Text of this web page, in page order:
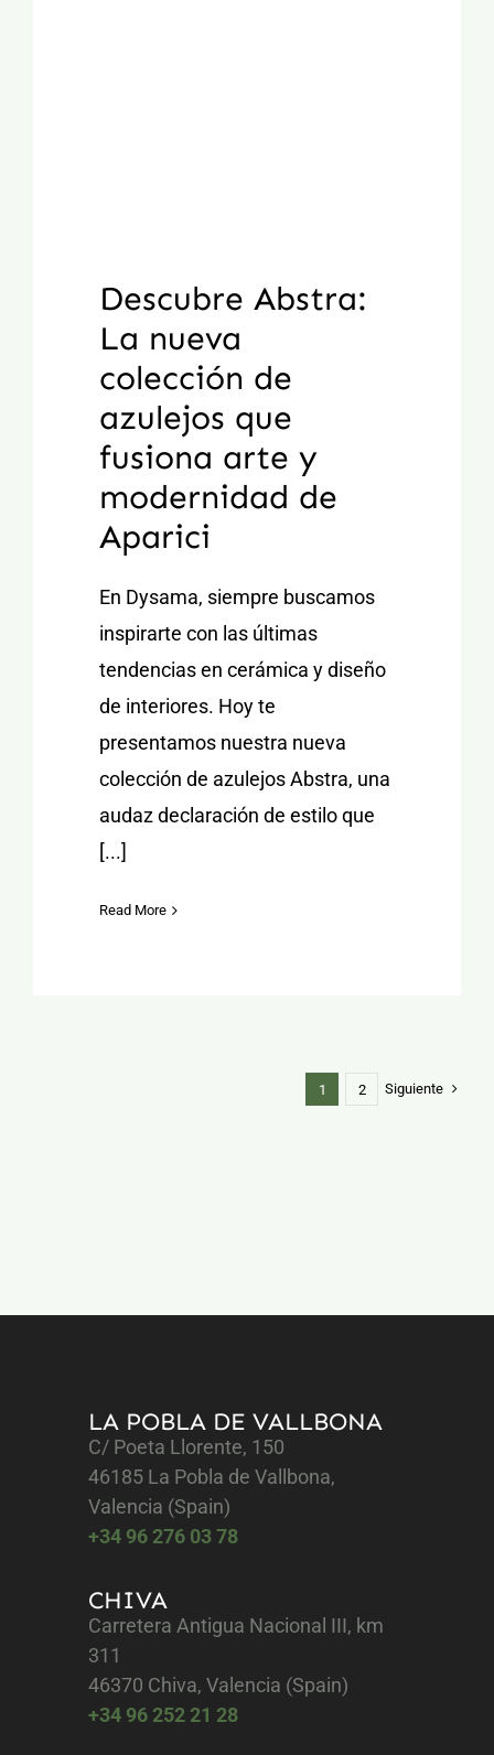
Descubre Abstra:
La nueva
colección de
azulejos que
fusiona arte y
modernidad de
Aparici
En Dysama, siempre buscamos
inspirarte con las últimas
tendencias en cerámica y diseño
de interiores. Hoy te
presentamos nuestra nueva
colección de azulejos Abstra, una
audaz declaración de estilo que
[...]
Read More
1 2 Siguiente
LA POBLA DE VALLBONA
C/ Poeta Llorente, 150
46185 La Pobla de Vallbona,
Valencia (Spain)
+34 96 276 03 78
CHIVA
Carretera Antigua Nacional III, km
311
46370 Chiva, Valencia (Spain)
+34 96 252 21 28